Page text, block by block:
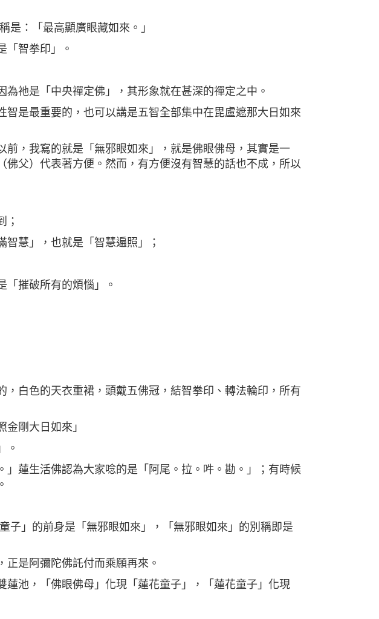
是：「最高顯廣眼藏如來。」
「智拳印」。
祂是「中央禪定佛」，其形象就在甚深的禪定之中。
是最重要的，也可以講是五智全部集中在毘盧遮那大日如來
，我寫的就是「無邪眼如來」，就是佛眼佛母，其實是一
父）代表著方便。然而，有方便沒有智慧的話也不成，所以
；
慧」，也就是「智慧遍照」；
「摧破所有的煩惱」。
，白色的天衣重裙，頭戴五佛冠，結智拳印、轉法輪印，所有
剛大日如來」
。
蓮生活佛認為大家唸的是「阿尾。拉。吽。勘。」；有時候
子」的前身是「無邪眼如來」，「無邪眼如來」的別稱即是
是阿彌陀佛託付而乘願再來。
池，「佛眼佛母」化現「蓮花童子」，「蓮花童子」化現